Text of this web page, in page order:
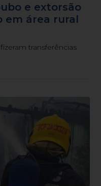
e extorsão
em área rural
transferências